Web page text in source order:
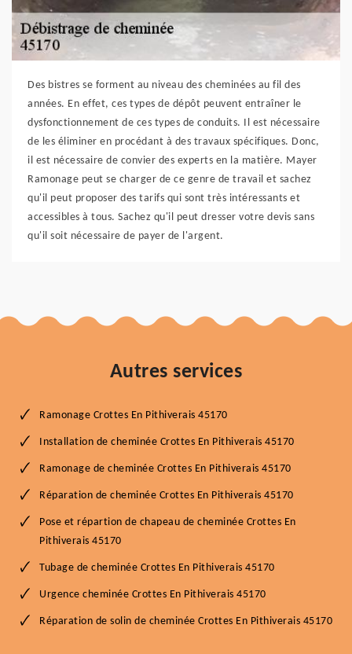
Des bistres se forment au niveau des cheminées au fil des
années. En effet, ces types de dépôt peuvent entraîner le
dysfonctionnement de ces types de conduits. Il est nécessaire
de les éliminer en procédant à des travaux spécifiques. Donc,
il est nécessaire de convier des experts en la matière. Mayer
Ramonage peut se charger de ce genre de travail et sachez
qu'il peut proposer des tarifs qui sont très intéressants et
accessibles à tous. Sachez qu'il peut dresser votre devis sans
qu'il soit nécessaire de payer de l'argent.
Autres services
Ramonage Crottes En Pithiverais 45170
Installation de cheminée Crottes En Pithiverais 45170
Ramonage de cheminée Crottes En Pithiverais 45170
Réparation de cheminée Crottes En Pithiverais 45170
Pose et répartion de chapeau de cheminée Crottes En
Pithiverais 45170
Tubage de cheminée Crottes En Pithiverais 45170
Urgence cheminée Crottes En Pithiverais 45170
Réparation de solin de cheminée Crottes En Pithiverais 45170